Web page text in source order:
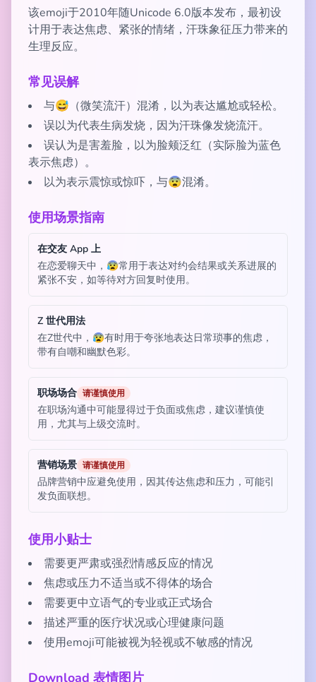
该emoji于2010年随Unicode 6.0版本发布，最初设
计用于表达焦虑、紧张的情绪，汗珠象征压力带来的
生理反应。
常见误解
与😅（微笑流汗）混淆，以为表达尴尬或轻松。
误以为代表生病发烧，因为汗珠像发烧流汗。
误认为是害羞脸，以为脸颊泛红（实际脸为蓝色
表示焦虑）。
以为表示震惊或惊吓，与😨混淆。
使用场景指南
在交友 App 上
在恋爱聊天中，😰常用于表达对约会结果或关系进展的
紧张不安，如等待对方回复时使用。
Z 世代用法
在Z世代中，😰有时用于夸张地表达日常琐事的焦虑，
带有自嘲和幽默色彩。
职场场合 请谨慎使用
在职场沟通中可能显得过于负面或焦虑，建议谨慎使
用，尤其与上级交流时。
营销场景 请谨慎使用
品牌营销中应避免使用，因其传达焦虑和压力，可能引
发负面联想。
使用小贴士
需要更严肃或强烈情感反应的情况
焦虑或压力不适当或不得体的场合
需要更中立语气的专业或正式场合
描述严重的医疗状况或心理健康问题
使用emoji可能被视为轻视或不敏感的情况
Download 表情图片